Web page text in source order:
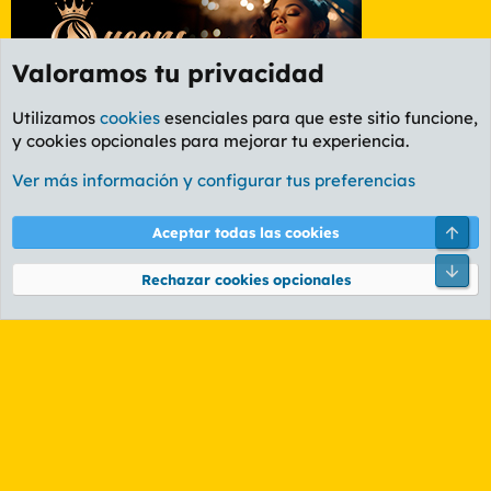
Foro General
Cookies
PL OLDSTYLE AMARILLO
Términos y reglas Política de privacidad Ayuda
Community platform by XenForo® © 2010-2026 XenForo Ltd.
Valoramos tu privacidad
Utilizamos cookies esenciales para que este sitio funcione,
y cookies opcionales para mejorar tu experiencia.
Ver más información y configurar tus preferencias
Aceptar todas las cookies
Rechazar cookies opcionales
Pie